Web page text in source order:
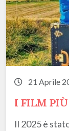
21 Aprile
I FILM
Il 2025 è